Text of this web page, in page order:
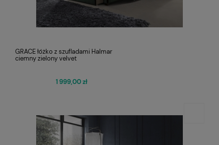
GRACE łóżko z szufladami Halmar
ciemny zielony velvet
1 999,00 zł